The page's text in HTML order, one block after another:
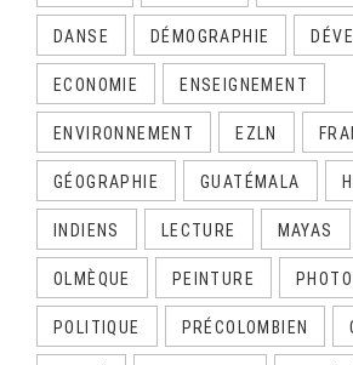
DANSE DÉMOGRAPHIE
ECONOMIE ENSEIGNEMENT
ENVIRONNEMENT EZLN
GÉOGRAPHIE GUATÉMALA
INDIENS LECTURE MAYAS
OLMÈQUE PEINTURE
POLITIQUE PRÉCOLOMBIEN